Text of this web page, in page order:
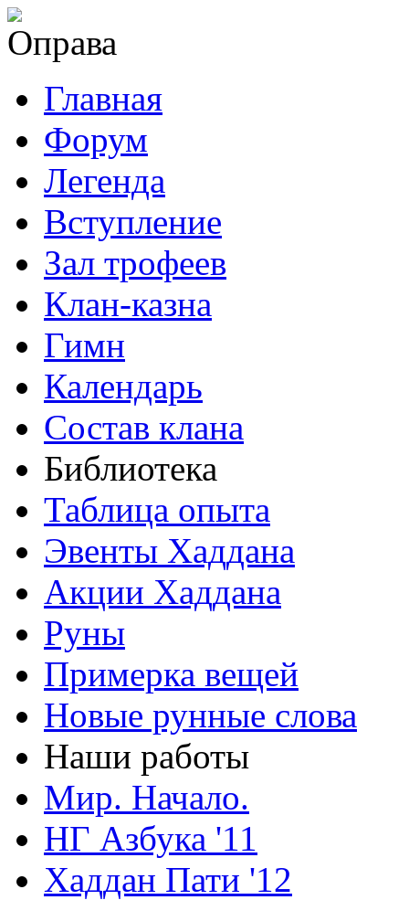
Главная
Форум
Легенда
Вступление
Зал трофеев
Клан-казна
Гимн
Календарь
Состав клана
Библиотека
Таблица опыта
Эвенты Хаддана
Акции Хаддана
Руны
Примерка вещей
Новые рунные слова
Наши работы
Мир. Начало.
НГ Азбука '11
Хаддан Пати '12